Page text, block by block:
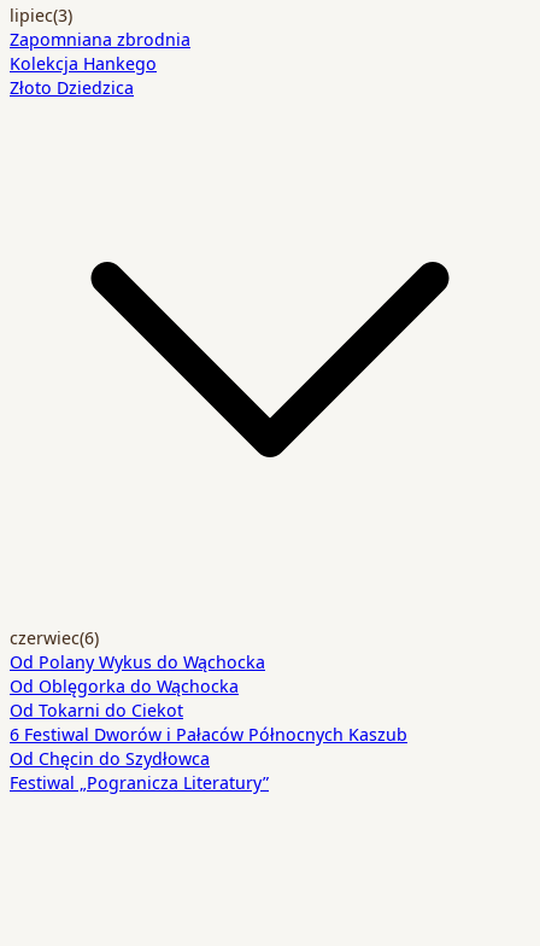
lipiec(3)
Zapomniana zbrodnia
Kolekcja Hankego
Złoto Dziedzica
czerwiec(6)
Od Polany Wykus do Wąchocka
Od Oblęgorka do Wąchocka
Od Tokarni do Ciekot
6 Festiwal Dworów i Pałaców Północnych Kaszub
Od Chęcin do Szydłowca
Festiwal „Pogranicza Literatury”